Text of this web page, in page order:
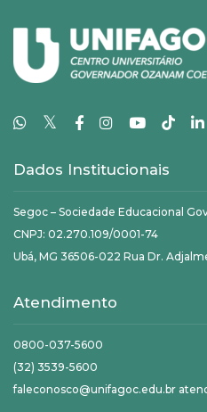
𝕏
Dados Institucionais
Segoc – Sociedade Educacional
CNPJ: 02.270.109/0001-74
Ubá, MG 36506-022 Rua Dr.
Atendimento
0800-037-5600
(32) 3539-5600
faleconosco@unifagoc.edu.br